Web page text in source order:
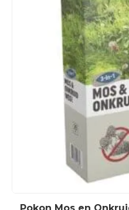
Pokon Mos en